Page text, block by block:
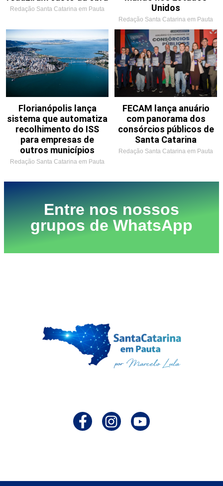
Redação Santa Catarina em Pauta
Unidos
Redação Santa Catarina em Pauta
Florianópolis lança
sistema que automatiza
recolhimento do ISS
para empresas de
outros municípios
Redação Santa Catarina em Pauta
FECAM lança anuário
com panorama dos
consórcios públicos de
Santa Catarina
Redação Santa Catarina em Pauta
Entre nos nossos
grupos de WhatsApp